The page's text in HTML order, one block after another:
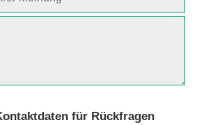
für Rückfragen